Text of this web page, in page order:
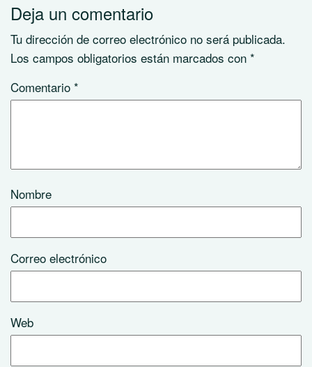
Deja un comentario
Tu dirección de correo electrónico no será publicada.
Los campos obligatorios están marcados con *
Comentario *
Nombre
Correo electrónico
Web